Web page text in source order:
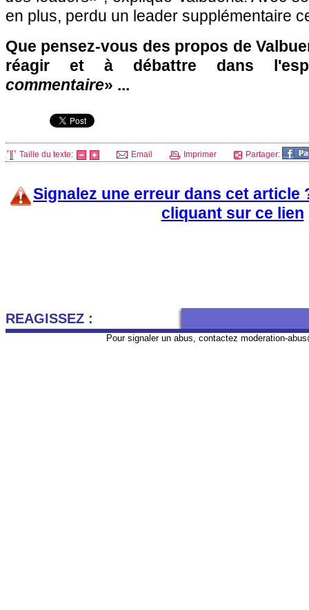
en plus, perdu un leader supplémentaire
Que pensez-vous des propos de
réagir et à débattre dans
commentaire» ...
Taille du texte: Email Imprimer Partager:
Signalez une erreur dans cet article
cliquant sur ce lien
REAGISSEZ :
Pour signaler un abus, contactez moderation-